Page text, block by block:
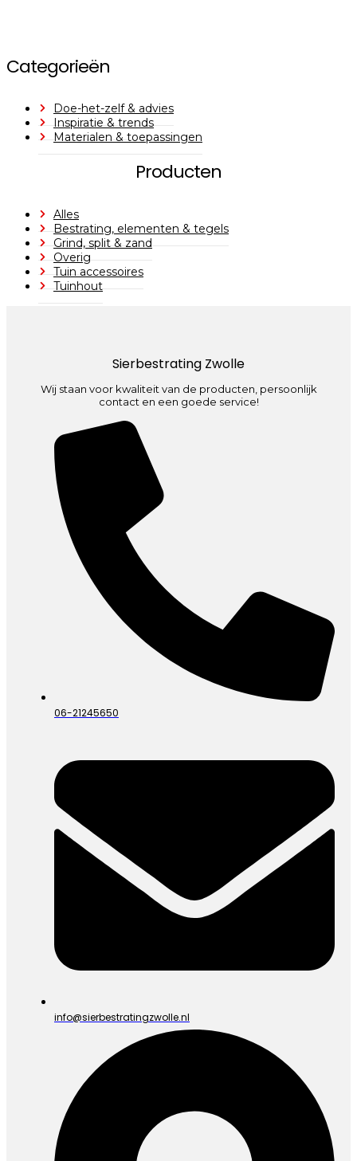
Categorieën
Doe-het-zelf & advies
Inspiratie & trends
Materialen & toepassingen
Producten
Alles
Bestrating, elementen & tegels
Grind, split & zand
Overig
Tuin accessoires
Tuinhout
Sierbestrating Zwolle
Wij staan voor kwaliteit van de producten, persoonlijk
contact en een goede service!
06-21245650
info@sierbestratingzwolle.nl